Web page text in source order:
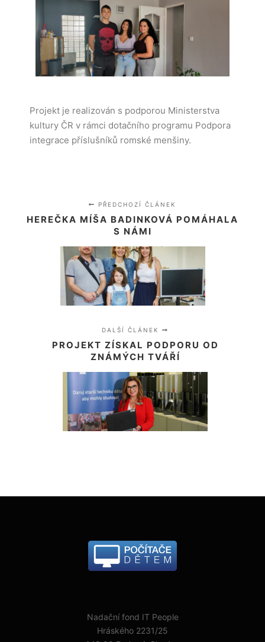
Projekt je realizován s podporou Ministerstva
kultury ČR v rámci dotačního programu Podpora
integrace příslušníků romské menšiny.
PŘEDCHOZÍ ČLÁNEK
HEREČKA MÍŠA BADINKOVÁ POMÁHALA
S NÁMI
DALŠÍ ČLÁNEK
PROJEKT ZÍSKAL PODPORU OD
ZNÁMÝCH TVÁŘÍ
Nadační fond IT People
Hráského 2231/25